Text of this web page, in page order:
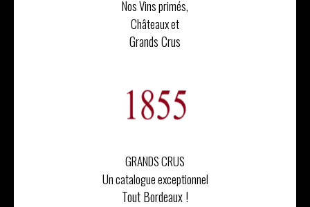
Nos Vins primés,
Châteaux et
Grands Crus
GRANDS CRUS
Un catalogue exceptionnel
Tout Bordeaux !